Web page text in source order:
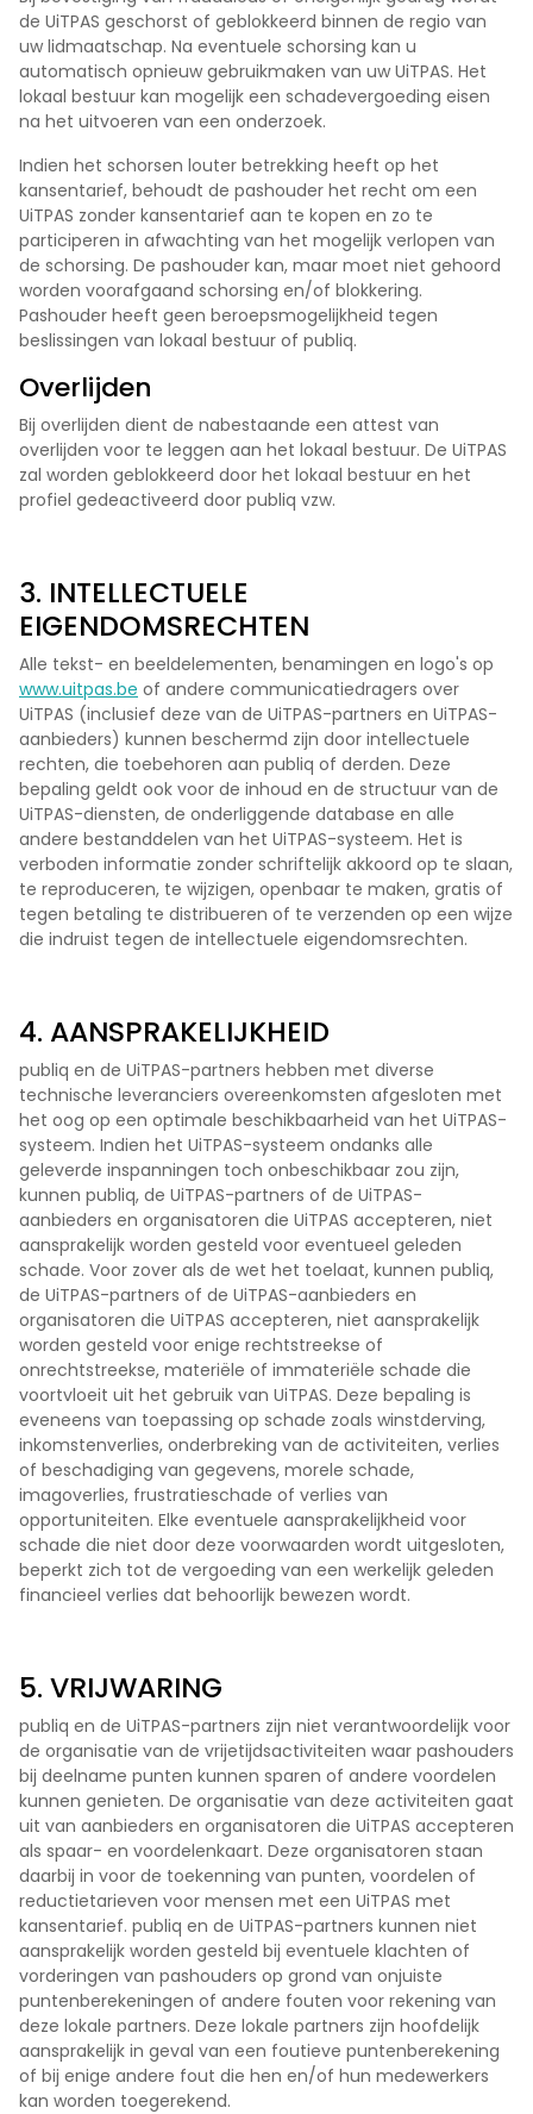
de UiTPAS geschorst of geblokkeerd binnen de regio van
uw lidmaatschap. Na eventuele schorsing kan u
automatisch opnieuw gebruikmaken van uw UiTPAS. Het
lokaal bestuur kan mogelijk een schadevergoeding eisen
na het uitvoeren van een onderzoek.
Indien het schorsen louter betrekking heeft op het
kansentarief, behoudt de pashouder het recht om een
UiTPAS zonder kansentarief aan te kopen en zo te
participeren in afwachting van het mogelijk verlopen van
de schorsing. De pashouder kan, maar moet niet gehoord
worden voorafgaand schorsing en/of blokkering.
Pashouder heeft geen beroepsmogelijkheid tegen
beslissingen van lokaal bestuur of publiq.
Overlijden
Bij overlijden dient de nabestaande een attest van
overlijden voor te leggen aan het lokaal bestuur. De UiTPAS
zal worden geblokkeerd door het lokaal bestuur en het
profiel gedeactiveerd door publiq vzw.
3. INTELLECTUELE
EIGENDOMSRECHTEN
Alle tekst- en beeldelementen, benamingen en logo's op
www.uitpas.be of andere communicatiedragers over
UiTPAS (inclusief deze van de UiTPAS-partners en UiTPAS-
aanbieders) kunnen beschermd zijn door intellectuele
rechten, die toebehoren aan publiq of derden. Deze
bepaling geldt ook voor de inhoud en de structuur van de
UiTPAS-diensten, de onderliggende database en alle
andere bestanddelen van het UiTPAS-systeem. Het is
verboden informatie zonder schriftelijk akkoord op te slaan,
te reproduceren, te wijzigen, openbaar te maken, gratis of
tegen betaling te distribueren of te verzenden op een wijze
die indruist tegen de intellectuele eigendomsrechten.
4. AANSPRAKELIJKHEID
publiq en de UiTPAS-partners hebben met diverse
technische leveranciers overeenkomsten afgesloten met
het oog op een optimale beschikbaarheid van het UiTPAS-
systeem. Indien het UiTPAS-systeem ondanks alle
geleverde inspanningen toch onbeschikbaar zou zijn,
kunnen publiq, de UiTPAS-partners of de UiTPAS-
aanbieders en organisatoren die UiTPAS accepteren, niet
aansprakelijk worden gesteld voor eventueel geleden
schade. Voor zover als de wet het toelaat, kunnen publiq,
de UiTPAS-partners of de UiTPAS-aanbieders en
organisatoren die UiTPAS accepteren, niet aansprakelijk
worden gesteld voor enige rechtstreekse of
onrechtstreekse, materiële of immateriële schade die
voortvloeit uit het gebruik van UiTPAS. Deze bepaling is
eveneens van toepassing op schade zoals winstderving,
inkomstenverlies, onderbreking van de activiteiten, verlies
of beschadiging van gegevens, morele schade,
imagoverlies, frustratieschade of verlies van
opportuniteiten. Elke eventuele aansprakelijkheid voor
schade die niet door deze voorwaarden wordt uitgesloten,
beperkt zich tot de vergoeding van een werkelijk geleden
financieel verlies dat behoorlijk bewezen wordt.
5. VRIJWARING
publiq en de UiTPAS-partners zijn niet verantwoordelijk voor
de organisatie van de vrijetijdsactiviteiten waar pashouders
bij deelname punten kunnen sparen of andere voordelen
kunnen genieten. De organisatie van deze activiteiten gaat
uit van aanbieders en organisatoren die UiTPAS accepteren
als spaar- en voordelenkaart. Deze organisatoren staan
daarbij in voor de toekenning van punten, voordelen of
reductietarieven voor mensen met een UiTPAS met
kansentarief. publiq en de UiTPAS-partners kunnen niet
aansprakelijk worden gesteld bij eventuele klachten of
vorderingen van pashouders op grond van onjuiste
puntenberekeningen of andere fouten voor rekening van
deze lokale partners. Deze lokale partners zijn hoofdelijk
aansprakelijk in geval van een foutieve puntenberekening
of bij enige andere fout die hen en/of hun medewerkers
kan worden toegerekend.